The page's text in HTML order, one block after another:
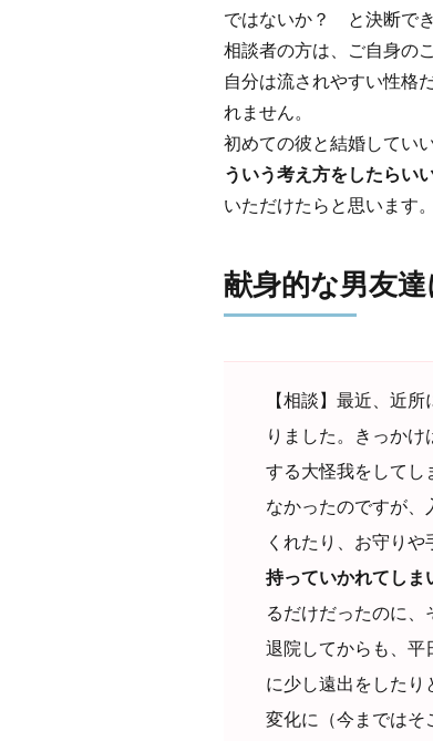
ではないか？ と決断で
相談者の方は、ご自身の
自分は流されやすい性格
れません。
初めての彼と結婚してい
ういう考え方をしたらい
いただけたらと思います。
献身的な男友
【相談】最近、近
りました。きっか
する大怪我をしてし
なかったのですが、
くれたり、お守りや
持っていかれてしま
るだけだったのに、
退院してからも、平
に少し遠出をしたり
変化に（今まではそ